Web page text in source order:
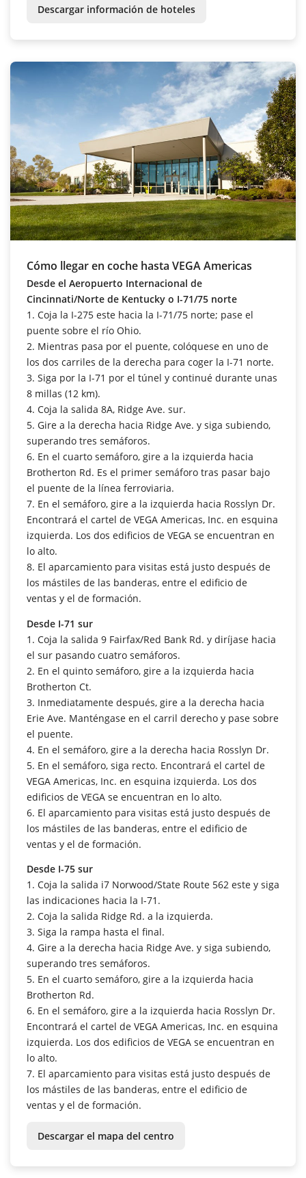
Descargar información de hoteles
Cómo llegar en coche hasta VEGA Americas
Desde el Aeropuerto Internacional de
Cincinnati/Norte de Kentucky o I-71/75 norte
1. Coja la I-275 este hacia la I-71/75 norte; pase el
puente sobre el río Ohio.
2. Mientras pasa por el puente, colóquese en uno de
los dos carriles de la derecha para coger la I-71 norte.
3. Siga por la I-71 por el túnel y continué durante unas
8 millas (12 km).
4. Coja la salida 8A, Ridge Ave. sur.
5. Gire a la derecha hacia Ridge Ave. y siga subiendo,
superando tres semáforos.
6. En el cuarto semáforo, gire a la izquierda hacia
Brotherton Rd. Es el primer semáforo tras pasar bajo
el puente de la línea ferroviaria.
7. En el semáforo, gire a la izquierda hacia Rosslyn Dr.
Encontrará el cartel de VEGA Americas, Inc. en esquina
izquierda. Los dos edificios de VEGA se encuentran en
lo alto.
8. El aparcamiento para visitas está justo después de
los mástiles de las banderas, entre el edificio de
ventas y el de formación.
Desde I-71 sur
1. Coja la salida 9 Fairfax/Red Bank Rd. y diríjase hacia
el sur pasando cuatro semáforos.
2. En el quinto semáforo, gire a la izquierda hacia
Brotherton Ct.
3. Inmediatamente después, gire a la derecha hacia
Erie Ave. Manténgase en el carril derecho y pase sobre
el puente.
4. En el semáforo, gire a la derecha hacia Rosslyn Dr.
5. En el semáforo, siga recto. Encontrará el cartel de
VEGA Americas, Inc. en esquina izquierda. Los dos
edificios de VEGA se encuentran en lo alto.
6. El aparcamiento para visitas está justo después de
los mástiles de las banderas, entre el edificio de
ventas y el de formación.
Desde I-75 sur
1. Coja la salida i7 Norwood/State Route 562 este y siga
las indicaciones hacia la I-71.
2. Coja la salida Ridge Rd. a la izquierda.
3. Siga la rampa hasta el final.
4. Gire a la derecha hacia Ridge Ave. y siga subiendo,
superando tres semáforos.
5. En el cuarto semáforo, gire a la izquierda hacia
Brotherton Rd.
6. En el semáforo, gire a la izquierda hacia Rosslyn Dr.
Encontrará el cartel de VEGA Americas, Inc. en esquina
izquierda. Los dos edificios de VEGA se encuentran en
lo alto.
7. El aparcamiento para visitas está justo después de
los mástiles de las banderas, entre el edificio de
ventas y el de formación.
Descargar el mapa del centro